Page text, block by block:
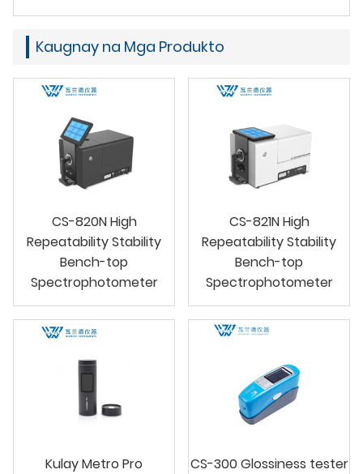
Kaugnay na Mga Produkto
CS-820N High
Repeatability Stability
Bench-top
Spectrophotometer
CS-821N High
Repeatability Stability
Bench-top
Spectrophotometer
Kulay Metro Pro CS-300 Glossiness tester